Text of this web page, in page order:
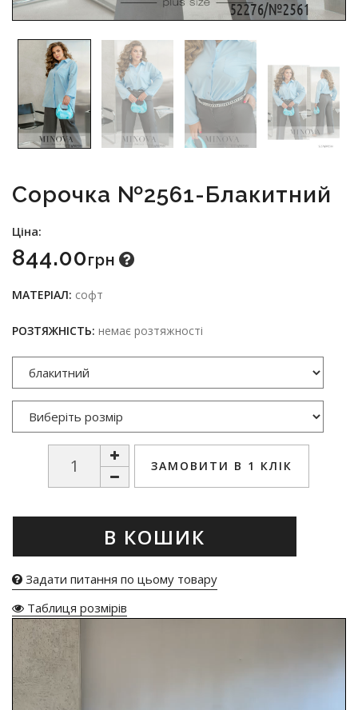
Сорочка №2561-Блакитний
Ціна:
844.00Грн
МАТЕРІАЛ: софт
РОЗТЯЖНІСТЬ: немає розтяжності
ЗАМОВИТИ В 1 КЛІК
В КОШИК
Задати питання по цьому товару
Таблиця розмірів